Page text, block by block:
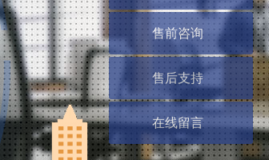
售前咨询
售后支持
在线留言